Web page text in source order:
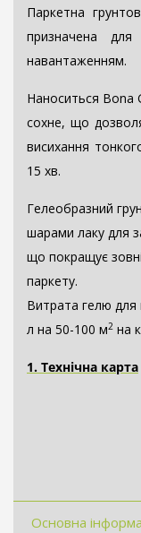
Паркетна
призначена
навантаженням.
Наноситься Bona
сохне, що
висихання
15 хв.
Гелеобразний
шарами лаку для
що покращує
паркету.
Витрата гелю для
л на 50-100 м2на
1. Технічна карта
Основна